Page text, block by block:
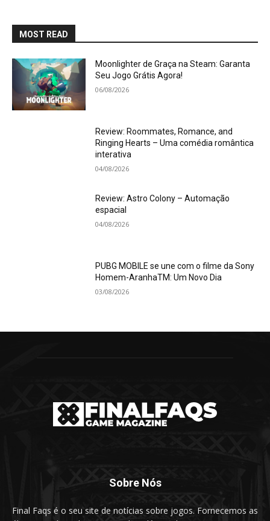
MOST READ
Moonlighter de Graça na Steam: Garanta
Seu Jogo Grátis Agora!
06/08/2026
Review: Roommates, Romance, and
Ringing Hearts – Uma comédia romântica
interativa
04/08/2026
Review: Astro Colony – Automação
espacial
04/08/2026
PUBG MOBILE se une com o filme da Sony
Homem-AranhaTM: Um Novo Dia
03/08/2026
Sobre Nós
Final Faqs é o seu site de notícias sobre jogos. Fornecemos as